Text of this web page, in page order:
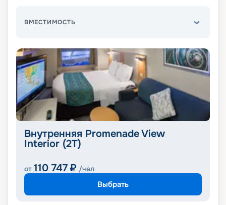
ВМЕСТИМОСТЬ
Внутренняя Promenade View
Interior (2T)
от 110 747 ₽ /чел
Выбрать